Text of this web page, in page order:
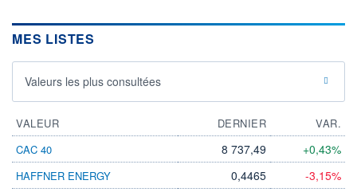
MES LISTES
Valeurs les plus consultées
VALEUR DERNIER
VAR.
CAC 40
8 737,49 +0,43%
HAFFNER ENERGY 0,4465 -3,15%